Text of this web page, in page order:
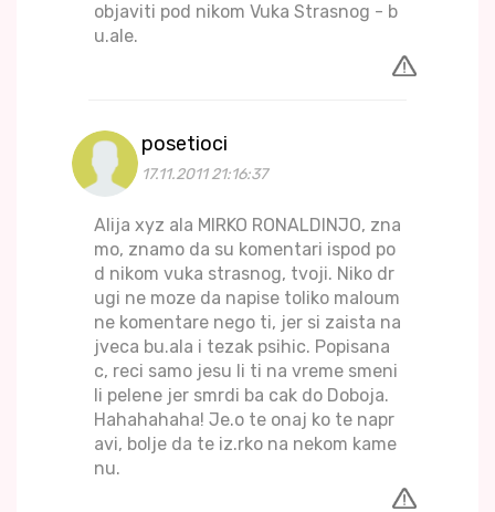
objaviti pod nikom Vuka Strasnog - b
u.ale.
posetioci
17.11.2011 21:16:37
Alija xyz ala MIRKO RONALDINJO, zna
mo, znamo da su komentari ispod po
d nikom vuka strasnog, tvoji. Niko dr
ugi ne moze da napise toliko maloum
ne komentare nego ti, jer si zaista na
jveca bu.ala i tezak psihic. Popisana
c, reci samo jesu li ti na vreme smeni
li pelene jer smrdi ba cak do Doboja.
Hahahahaha! Je.o te onaj ko te napr
avi, bolje da te iz.rko na nekom kame
nu.